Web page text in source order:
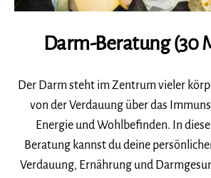
Darm-Beratung (30
Der Darm steht im Zentrum vieler
von der Verdauung über das
Energie und Wohlbefinden. In
Beratung kannst du deine
Verdauung, Ernährung und